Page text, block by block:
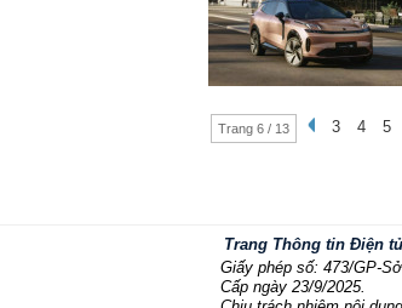
Trang 6 / 13 3 4 5
Trang Thông tin Điện
Giấy phép số: 473/GP-
Cấp ngày 23/9/2025.